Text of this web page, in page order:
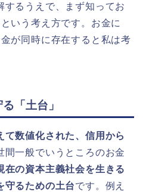
するうえで、まず知ってお
という考え方です。お金に
が同時に存在すると私は考
「土台」
て数値化された、信用から
間一般でいうところのお金
在の資本主義社会を生きる
守るための土台です。例え